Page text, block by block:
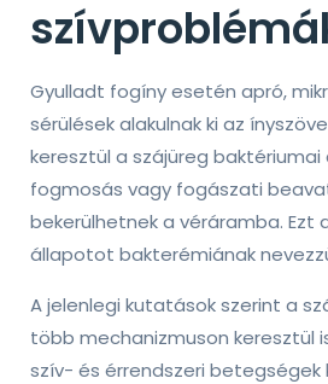
Gyulladt fogíny esetén apró,
sérülések alakulnak ki az
keresztül a szájüreg baktériumai
fogmosás vagy fogászati
bekerülhetnek a véráramba. Ezt
állapotot bakterémiának
A jelenlegi kutatások szerint a
több mechanizmuson keresztül
szív- és érrendszeri betegségek